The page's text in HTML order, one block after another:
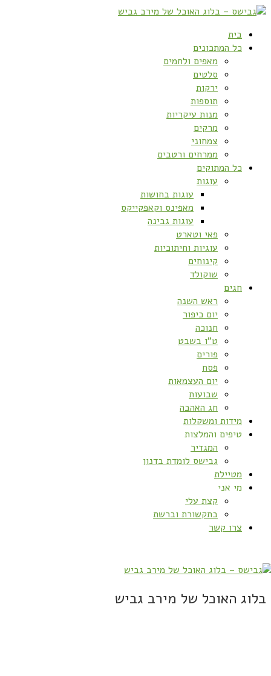
בית
כל המתכונים
מאפים ולחמים
סלטים
ירקות
תוספות
מנות עיקריות
מרקים
צמחוני
ממרחים ורטבים
כל המתוקים
עוגות
עוגות בחושות
מאפינס וקאפקייקס
עוגות גבינה
פאי וטארט
עוגיות וחיתוכיות
קינוחים
שוקולד
חגים
ראש השנה
יום כיפור
חנוכה
ט”ו בשבט
פורים
פסח
יום העצמאות
שבועות
חג האהבה
מידות ומשקלות
טיפים והמלצות
המגדיר
גבישס לומדת בדנון
מטיילת
מי אני
קצת עלי
בתקשורת וברשת
צרו קשר
בלוג האוכל של מירב גביש